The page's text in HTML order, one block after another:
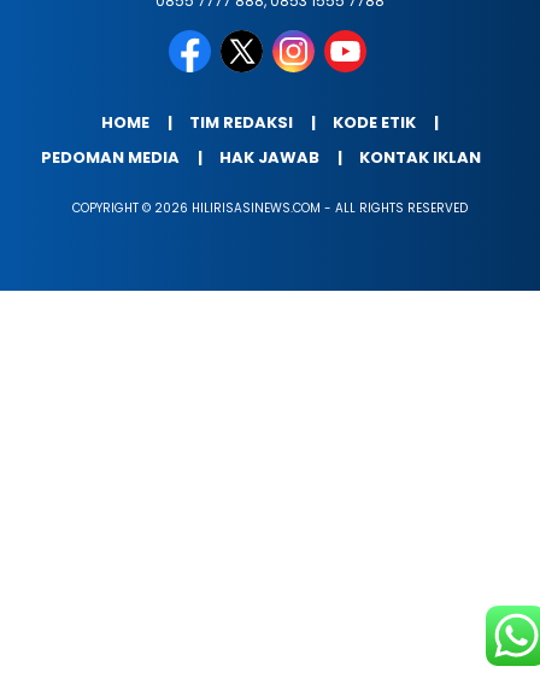
HOME TIM REDAKSI
KODE ETIK
PEDOMAN MEDIA
HAK JAWAB KONTAK IKLAN
COPYRIGHT © 2026 HILIRISASINEWS.COM - ALL RIGHTS RESERVED